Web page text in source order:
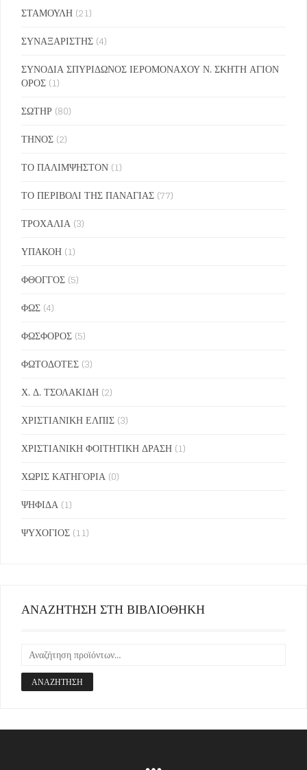
ΣΤΑΜΟΥΛΗ (21)
ΣΥΝΑΞΑΡΙΣΤΗΣ (4)
ΣΥΝΟΔΙΑ ΣΠΥΡΙΔΩΝΟΣ ΙΕΡΟΜΟΝΑΧΟΥ Ν. ΣΚΗΤΗ ΑΓΙΟΝ
ΟΡΟΣ (1)
ΣΩΤΗΡ (80)
ΤΗΝΟΣ (2)
ΤΟ ΠΑΛΙΜΨΗΣΤΟΝ (1)
ΤΟ ΠΕΡΙΒΟΛΙ ΤΗΣ ΠΑΝΑΓΙΑΣ (77)
ΤΡΟΧΑΛΙΑ (3)
ΥΠΑΚΟΗ (1)
ΦΘΟΓΓΟΣ (5)
ΦΩΣ (4)
ΦΩΣΦΟΡΟΣ (5)
ΦΩΤΟΔΟΤΕΣ (3)
Χ. Δ. ΤΣΟΛΑΚΙΔΗ (2)
ΧΡΙΣΤΙΑΝΙΚΗ ΕΛΠΙΣ (3)
ΧΡΙΣΤΙΑΝΙΚΗ ΦΟΙΤΗΤΙΚΗ ΔΡΑΣΗ (1)
ΧΩΡΙΣ ΚΑΤΗΓΟΡΙΑ (0)
ΨΗΦΙΔΑ (1)
ΨΥΧΟΓΙΟΣ (11)
ΑΝΑΖΗΤΗΣΗ ΣΤΗ ΒΙΒΛΙΟΘΗΚΗ
ΑΝΑΖΉΤΗΣΗ